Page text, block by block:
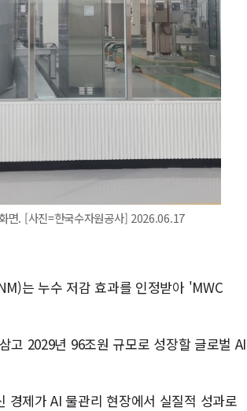
면. [사진=한국수자원공사] 2026.06.17
는 누수 저감 효과를 인정받아 'MWC
고 2029년 96조원 규모로 성장할 글로벌 AI
경제가 AI 물관리 현장에서 실질적 성과로